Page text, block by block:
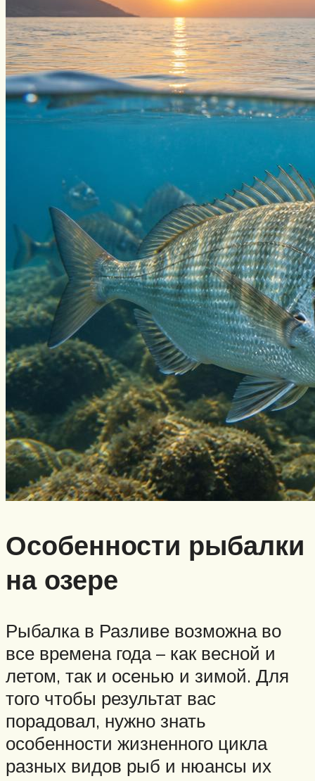
Особенности рыбалки
на озере
Рыбалка в Разливе возможна во
все времена года – как весной и
летом, так и осенью и зимой. Для
того чтобы результат вас
порадовал, нужно знать
особенности жизненного цикла
разных видов рыб и нюансы их